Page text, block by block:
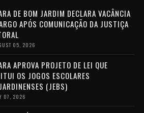
DE BOM JARDIM DECLARA VACÂNCIA
APÓS COMUNICAÇÃO DA JUSTIÇA
05, 2026
APROVA PROJETO DE LEI QUE
OS JOGOS ESCOLARES
(JEBS)
07, 2026